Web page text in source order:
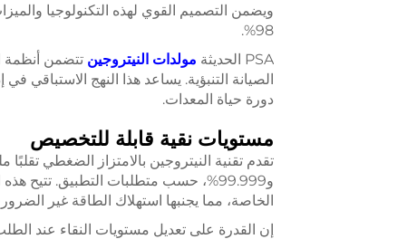
ويضمن التصميم القوي لهذه التكنولوجيا
98%.
PSA الحديثة
مولدات النيتروجين تتضمن أنظمة
الصيانة التنبؤية. يساعد هذا النهج
دورة حياة المعدات.
مستويات نقية قابلة للتخصيص
و99.999%، حسب متطلبات التطبيق. تتيح
الخاصة، مما يجنبها استهلاك الطاقة غير
إن القدرة على تعديل مستويات النقاء عند